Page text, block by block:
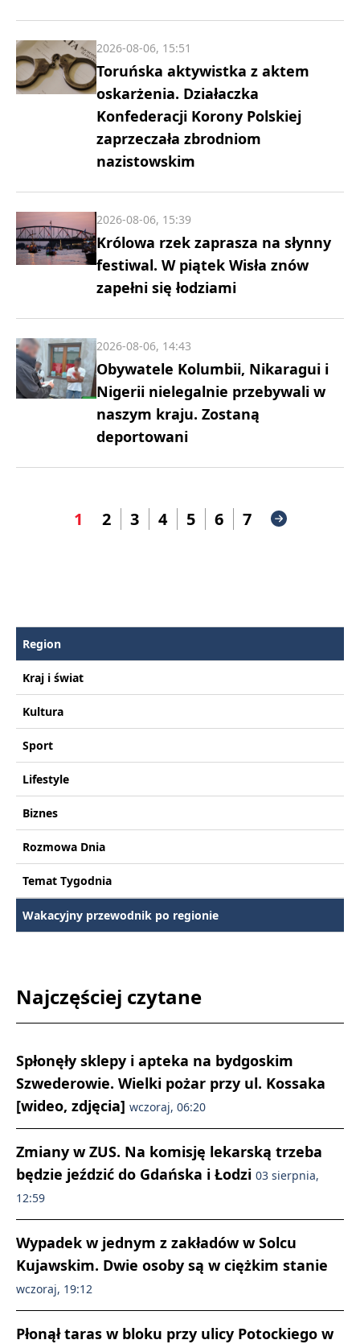
Toruńska aktywistka z aktem
oskarżenia. Działaczka
Konfederacji Korony Polskiej
zaprzeczała zbrodniom
nazistowskim
2026-08-06, 15:51
Królowa rzek zaprasza na słynny
festiwal. W piątek Wisła znów
zapełni się łodziami
2026-08-06, 15:39
Obywatele Kolumbii, Nikaragui i
Nigerii nielegalnie przebywali w
naszym kraju. Zostaną
deportowani
2026-08-06, 14:43
1 2 3 4 5 6 7
Region
Kraj i świat
Kultura
Sport
Lifestyle
Biznes
Rozmowa Dnia
Temat Tygodnia
Wakacyjny przewodnik po regionie
Najczęściej czytane
Spłonęły sklepy i apteka na bydgoskim
Szwederowie. Wielki pożar przy ul. Kossaka
[wideo, zdjęcia] wczoraj, 06:20
Zmiany w ZUS. Na komisję lekarską trzeba
będzie jeździć do Gdańska i Łodzi 03 sierpnia,
12:59
Wypadek w jednym z zakładów w Solcu
Kujawskim. Dwie osoby są w ciężkim stanie
wczoraj, 19:12
Płonął taras w bloku przy ulicy Potockiego w